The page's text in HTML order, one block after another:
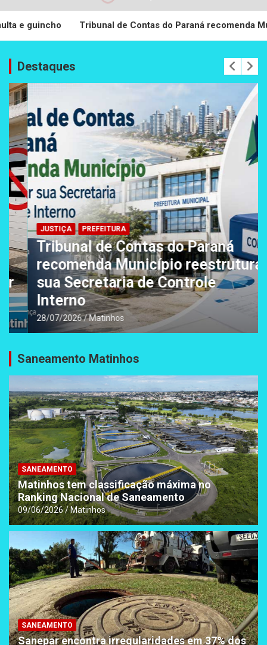
Tribunal de Contas do Paraná recomenda Município
Destaques
JUSTIÇA PREFEITURA
Tribunal de Contas do Paraná
recomenda Município reestruturar
sua Secretaria de Controle
Interno
28/07/2026 Matinhos
Saneamento Matinhos
SANEAMENTO
Matinhos tem classificação máxima no
Ranking Nacional de Saneamento
09/06/2026 Matinhos
SANEAMENTO
Sanepar encontra irregularidades em 37% dos